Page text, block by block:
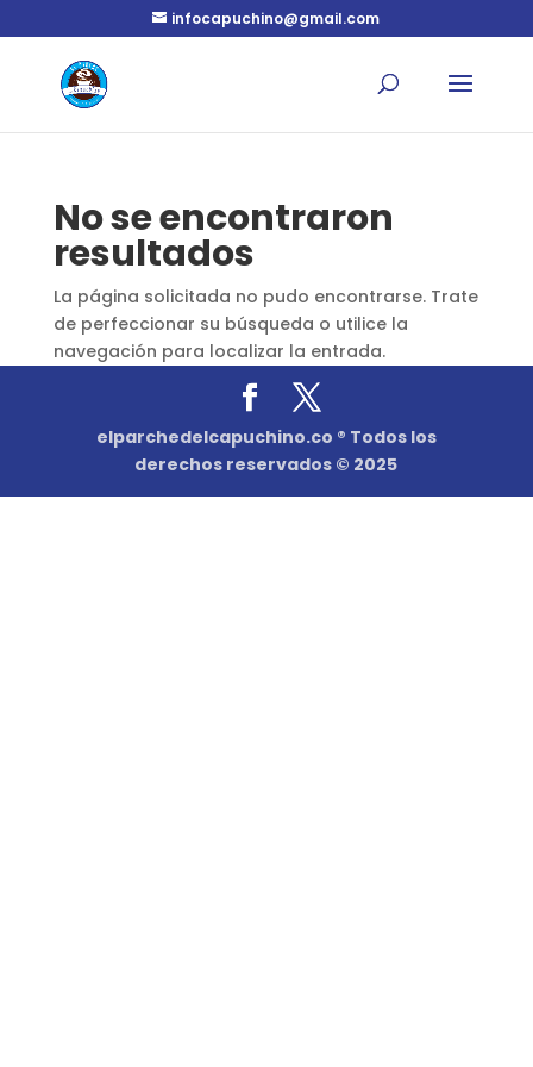
infocapuchino@gmail.com
No se encontraron
resultados
La página solicitada no pudo encontrarse. Trate
de perfeccionar su búsqueda o utilice la
navegación para localizar la entrada.
elparchedelcapuchino.co ® Todos los
derechos reservados © 2025